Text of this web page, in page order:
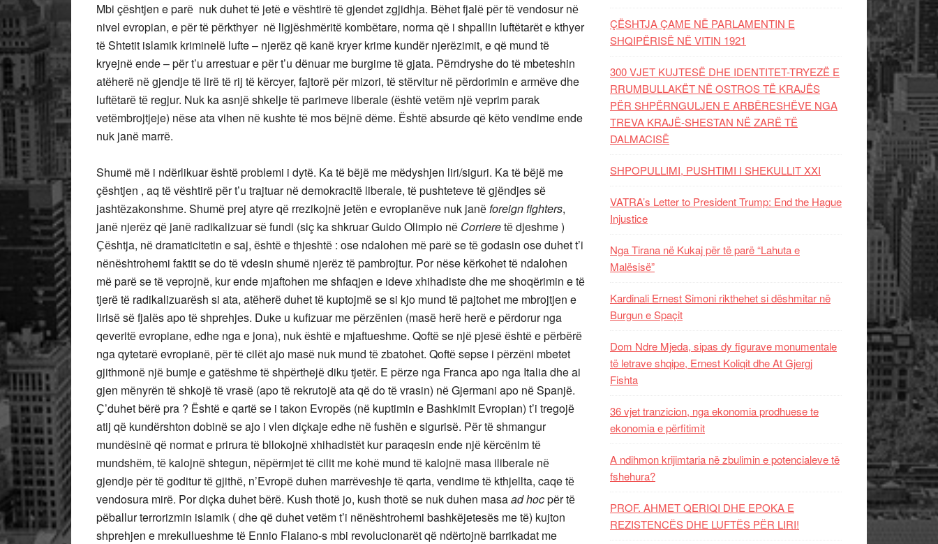
Mbi çёshtjen e parё nuk duhet tё jetё e vёshtirё tё gjendet zgjidhja. Bёhet fjalё pёr tё vendosur nё
nivel evropian, e pёr tё pёrkthyer nё ligjёshmёritё kombёtare, norma qё i shpallin luftёtarёt e kthyer
tё Shtetit islamik kriminelё lufte – njerёz qё kanё kryer krime kundёr njerёzimit, e qё mund tё
kryejnё ende – pёr t’u arrestuar e pёr t’u dёnuar me burgime tё gjata. Pёrndryshe do tё mbeteshin
atёherё nё gjendje tё lirё tё rij tё kёrcyer, fajtorё pёr mizori, tё stёrvitur nё pёrdorimin e armёve dhe
luftёtarё tё regjur. Nuk ka asnjё shkelje tё parimeve liberale (ёshtё vetёm njё veprim parak
vetёmbrojtjeje) nёse ata vihen nё kushte tё mos bёjnё dёme. Ёshtё absurde qё kёto vendime ende
nuk janё marrё.
Shumё mё i ndёrlikuar ёshtё problemi i dytё. Ka tё bёjё me mёdyshjen liri/siguri. Ka tё bёjё me
çёshtjen , aq tё vёshtirё pёr t’u trajtuar nё demokracitё liberale, tё pushteteve tё gjёndjes sё
jashtёzakonshme. Shumё prej atyre qё rrezikojnё jetёn e evropianёve nuk janёforeign fighters,
janё njerёz qё janё radikalizuar sё fundi (siç ka shkruar Guido Olimpio nё Corrieretё djeshme )
Ҫёshtja, nё dramaticitetin e saj, ёshtё e thjeshtё : ose ndalohen mё parё se tё godasin ose duhet t’i
nёnёshtrohemi faktit se do tё vdesin shumё njerёz tё pambrojtur. Por nёse kёrkohet tё ndalohen
mё parё se tё veprojnё, kur ende mjaftohen me shfaqjen e ideve xhihadiste dhe me shoqёrimin e tё
tjerё tё radikalizuarёsh si ata, atёherё duhet tё kuptojmё se si kjo mund tё pajtohet me mbrojtjen e
lirisё sё fjalёs apo tё shprehjes. Duke u kufizuar me pёrzёnien (masё herё herё e pёrdorur nga
qeveritё evropiane, edhe nga e jona), nuk ёshtё e mjaftueshme. Qoftё se njё pjesё ёshtё e pёrbёrё
nga qytetarё evropianё, pёr tё cilёt ajo masё nuk mund tё zbatohet. Qoftё sepse i pёrzёni mbetet
gjithmonё njё bumje e gatёshme tё shpёrthejё diku tjetёr. E pёrze nga Franca apo nga Italia dhe ai
gjen mёnyrёn tё shkojё tё vrasё (apo tё rekrutojё ata qё do tё vrasin) nё Gjermani apo nё Spanjё.
Ҫ’duhet bёrё pra ? Ёshtё e qartё se i takon Evropёs (nё kuptimin e Bashkimit Evropian) t’i tregojё
atij qё kundёrshton dobinё se ajo i vlen diçkaje edhe nё fushёn e sigurisё. Pёr tё shmangur
mundёsinё qё normat e prirura tё bllokojnё xhihadistёt kur paraqesin ende njё kёrcёnim tё
mundshёm, tё kalojnё shtegun, nёpёrmjet tё cilit me kohё mund tё kalojnё masa iliberale nё
gjendje pёr tё goditur tё gjithё, n’Evropё duhen marrёveshje tё qarta, vendime tё kthjellta, caqe tё
vendosura mirё. Por diçka duhet bёrё. Kush thotё jo, kush thotё se nuk duhen masaad hocpёr tё
pёballur terrorizmin islamik ( dhe qё duhet vetёm t’i nёnёshtrohemi bashkёjetesёs me tё) kujton
shprehjen e mrekullueshme tё Ennio Flaiano-s mbi revolucionarёt qё ndёrtojnё barrikadat me
ÇËSHTJA ÇAME NË PARLAMENTIN E
SHQIPËRISË NË VITIN 1921
300 VJET KUJTESË DHE IDENTITET-TRYEZË E
RRUMBULLAKËT NË OSTROS TË KRAJËS
PËR SHPËRNGULJEN E ARBËRESHËVE NGA
TREVA KRAJË-SHESTAN NË ZARË TË
DALMACISË
SHPOPULLIMI, PUSHTIMI I SHEKULLIT XXI
VATRA’s Letter to President Trump: End the Hague
Injustice
Nga Tirana në Kukaj për të parë “Lahuta e
Malësisë”
Kardinali Ernest Simoni rikthehet si dëshmitar në
Burgun e Spaçit
Dom Ndre Mjeda, sipas dy figurave monumentale
të letrave shqipe, Ernest Koliqit dhe At Gjergj
Fishta
36 vjet tranzicion, nga ekonomia prodhuese te
ekonomia e përfitimit
A ndihmon krijimtaria në zbulimin e potencialeve të
fshehura?
PROF. AHMET QERIQI DHE EPOKA E
REZISTENCЁS DHE LUFTЁS PЁR LIRI!